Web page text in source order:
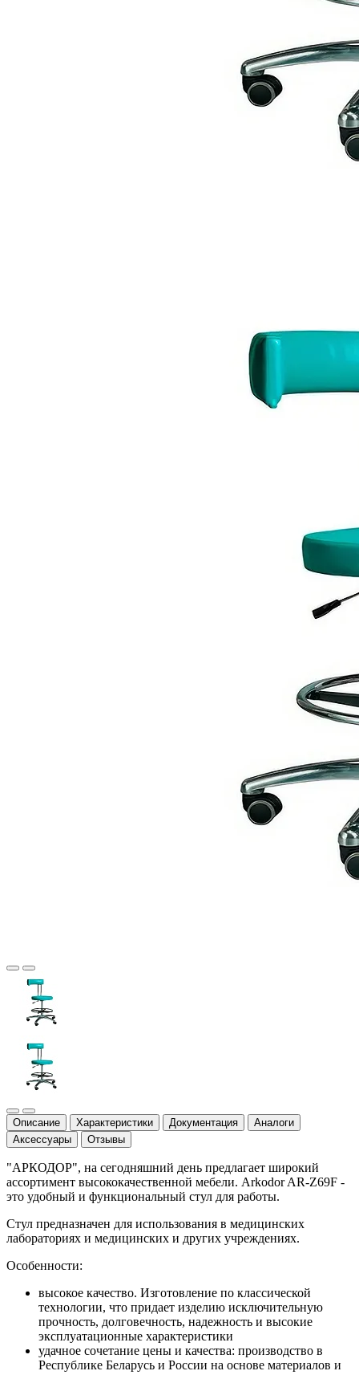
Описание Характеристики Документация
Аналоги
Аксессуары
Отзывы
"АРКОДОР", на сегодняшний день предлагает широкий
ассортимент высококачественной мебели. Arkodor AR-Z69F -
это удобный и функциональный стул для работы.
Стул предназначен для использования в медицинских
лабораториях и медицинских и других учреждениях.
Особенности:
высокое качество. Изготовление по классической
технологии, что придает изделию исключительную
прочность, долговечность, надежность и высокие
эксплуатационные характеристики
удачное сочетание цены и качества: производство в
Республике Беларусь и России на основе материалов и